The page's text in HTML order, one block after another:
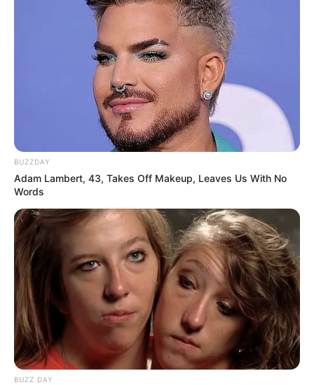
ΜΑΖΙ ΤΟΥΣ, ΜΑΘΑΙΝΟΝΤΑΣ ΠΟΙΟΙ ΠΡΑΓΜΑΤΙΚΑ ΗΤΑΝ
ΚΑΙ ΤΙ ΕΧΟΥΝΕ ΠΡΟΣΦΕΡΕΙ ΣΤΗΝ ΑΝΘΡΩΠΟΤΗΤΑ…….
-ΚΛΑΙΜΕ ΣΕ ΟΠΟΙΑΔΗΠΟΤΕ ΚΟΛΑΚΕΥΤΙΚΗ ΑΝΑΦΟΡΑ
ΞΕΝΩΝ ΠΡΟΣ ΤΟ ΓΕΝΟΣ ΜΑΣ………
BUZZDAY
Adam Lambert, 43, Takes Off Makeup, Leaves Us With No
Words
BUZZ DAY